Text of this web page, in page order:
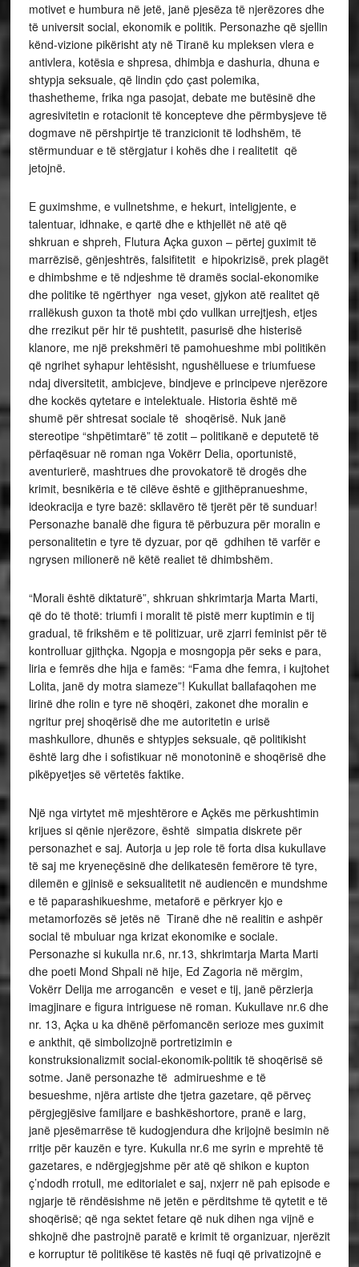
motivet e humbura në jetë, janë pjesëza të njerëzores dhe
të universit social, ekonomik e politik. Personazhe që sjellin
kënd-vizione pikërisht aty në Tiranë ku mpleksen vlera e
antivlera, kotësia e shpresa, dhimbja e dashuria, dhuna e
shtypja seksuale, që lindin çdo çast polemika,
thashetheme, frika nga pasojat, debate me butësinë dhe
agresivitetin e rotacionit të koncepteve dhe përmbysjeve të
dogmave në përshpirtje të tranzicionit të lodhshëm, të
stërmunduar e të stërgjatur i kohës dhe i realitetit që
jetojnë.
E guximshme, e vullnetshme, e hekurt, inteligjente, e
talentuar, idhnake, e qartë dhe e kthjellët në atë që
shkruan e shpreh, Flutura Açka guxon – përtej guximit të
marrëzisë, gënjeshtrës, falsifitetit e hipokrizisë, prek plagët
e dhimbshme e të ndjeshme të dramës social-ekonomike
dhe politike të ngërthyer nga veset, gjykon atë realitet që
rrallëkush guxon ta thotë mbi çdo vullkan urrejtjesh, etjes
dhe rrezikut për hir të pushtetit, pasurisë dhe histerisë
klanore, me një prekshmëri të pamohueshme mbi politikën
që ngrihet syhapur lehtësisht, ngushëlluese e triumfuese
ndaj diversitetit, ambicjeve, bindjeve e principeve njerëzore
dhe kockës qytetare e intelektuale. Historia është më
shumë për shtresat sociale të shoqërisë. Nuk janë
stereotipe “shpëtimtarë” të zotit – politikanë e deputetë të
përfaqësuar në roman nga Vokërr Delia, oportunistë,
aventurierë, mashtrues dhe provokatorë të drogës dhe
krimit, besnikëria e të cilëve është e gjithëpranueshme,
ideokracija e tyre bazë: skllavëro të tjerët për të sunduar!
Personazhe banalë dhe figura të përbuzura për moralin e
personalitetin e tyre të dyzuar, por që gdhihen të varfër e
ngrysen milionerë në këtë realiet të dhimbshëm.
“Morali është diktaturë”, shkruan shkrimtarja Marta Marti,
që do të thotë: triumfi i moralit të pistë merr kuptimin e tij
gradual, të frikshëm e të politizuar, urë zjarri feminist për të
kontrolluar gjithçka. Ngopja e mosngopja për seks e para,
liria e femrës dhe hija e famës: “Fama dhe femra, i kujtohet
Lolita, janë dy motra siameze”! Kukullat ballafaqohen me
lirinë dhe rolin e tyre në shoqëri, zakonet dhe moralin e
ngritur prej shoqërisë dhe me autoritetin e urisë
mashkullore, dhunës e shtypjes seksuale, që politikisht
është larg dhe i sofistikuar në monotoninë e shoqërisë dhe
pikëpyetjes së vërtetës faktike.
Një nga virtytet më mjeshtërore e Açkës me përkushtimin
krijues si qënie njerëzore, është simpatia diskrete për
personazhet e saj. Autorja u jep role të forta disa kukullave
të saj me kryeneçësinë dhe delikatesën femërore të tyre,
dilemën e gjinisë e seksualitetit në audiencën e mundshme
e të paparashikueshme, metaforë e përkryer kjo e
metamorfozës së jetës në Tiranë dhe në realitin e ashpër
social të mbuluar nga krizat ekonomike e sociale.
Personazhe si kukulla nr.6, nr.13, shkrimtarja Marta Marti
dhe poeti Mond Shpali në hije, Ed Zagoria në mërgim,
Vokërr Delija me arrogancën e veset e tij, janë përzierja
imagjinare e figura intriguese në roman. Kukullave nr.6 dhe
nr. 13, Açka u ka dhënë përfomancën serioze mes guximit
e ankthit, që simbolizojnë portretizimin e
konstruksionalizmit social-ekonomik-politik të shoqërisë së
sotme. Janë personazhe të admirueshme e të
besueshme, njëra artiste dhe tjetra gazetare, që përveç
përgjegjësive familjare e bashkëshortore, pranë e larg,
janë pjesëmarrëse të kudogjendura dhe krijojnë besimin në
rritje për kauzën e tyre. Kukulla nr.6 me syrin e mprehtë të
gazetares, e ndërgjegjshme për atë që shikon e kupton
ç’ndodh rrotull, me editorialet e saj, nxjerr në pah episode e
ngjarje të rëndësishme në jetën e përditshme të qytetit e të
shoqërisë; që nga sektet fetare që nuk dihen nga vijnë e
shkojnë dhe pastrojnë paratë e krimit të organizuar, njerëzit
e korruptur të politikëse të kastës në fuqi që privatizojnë e